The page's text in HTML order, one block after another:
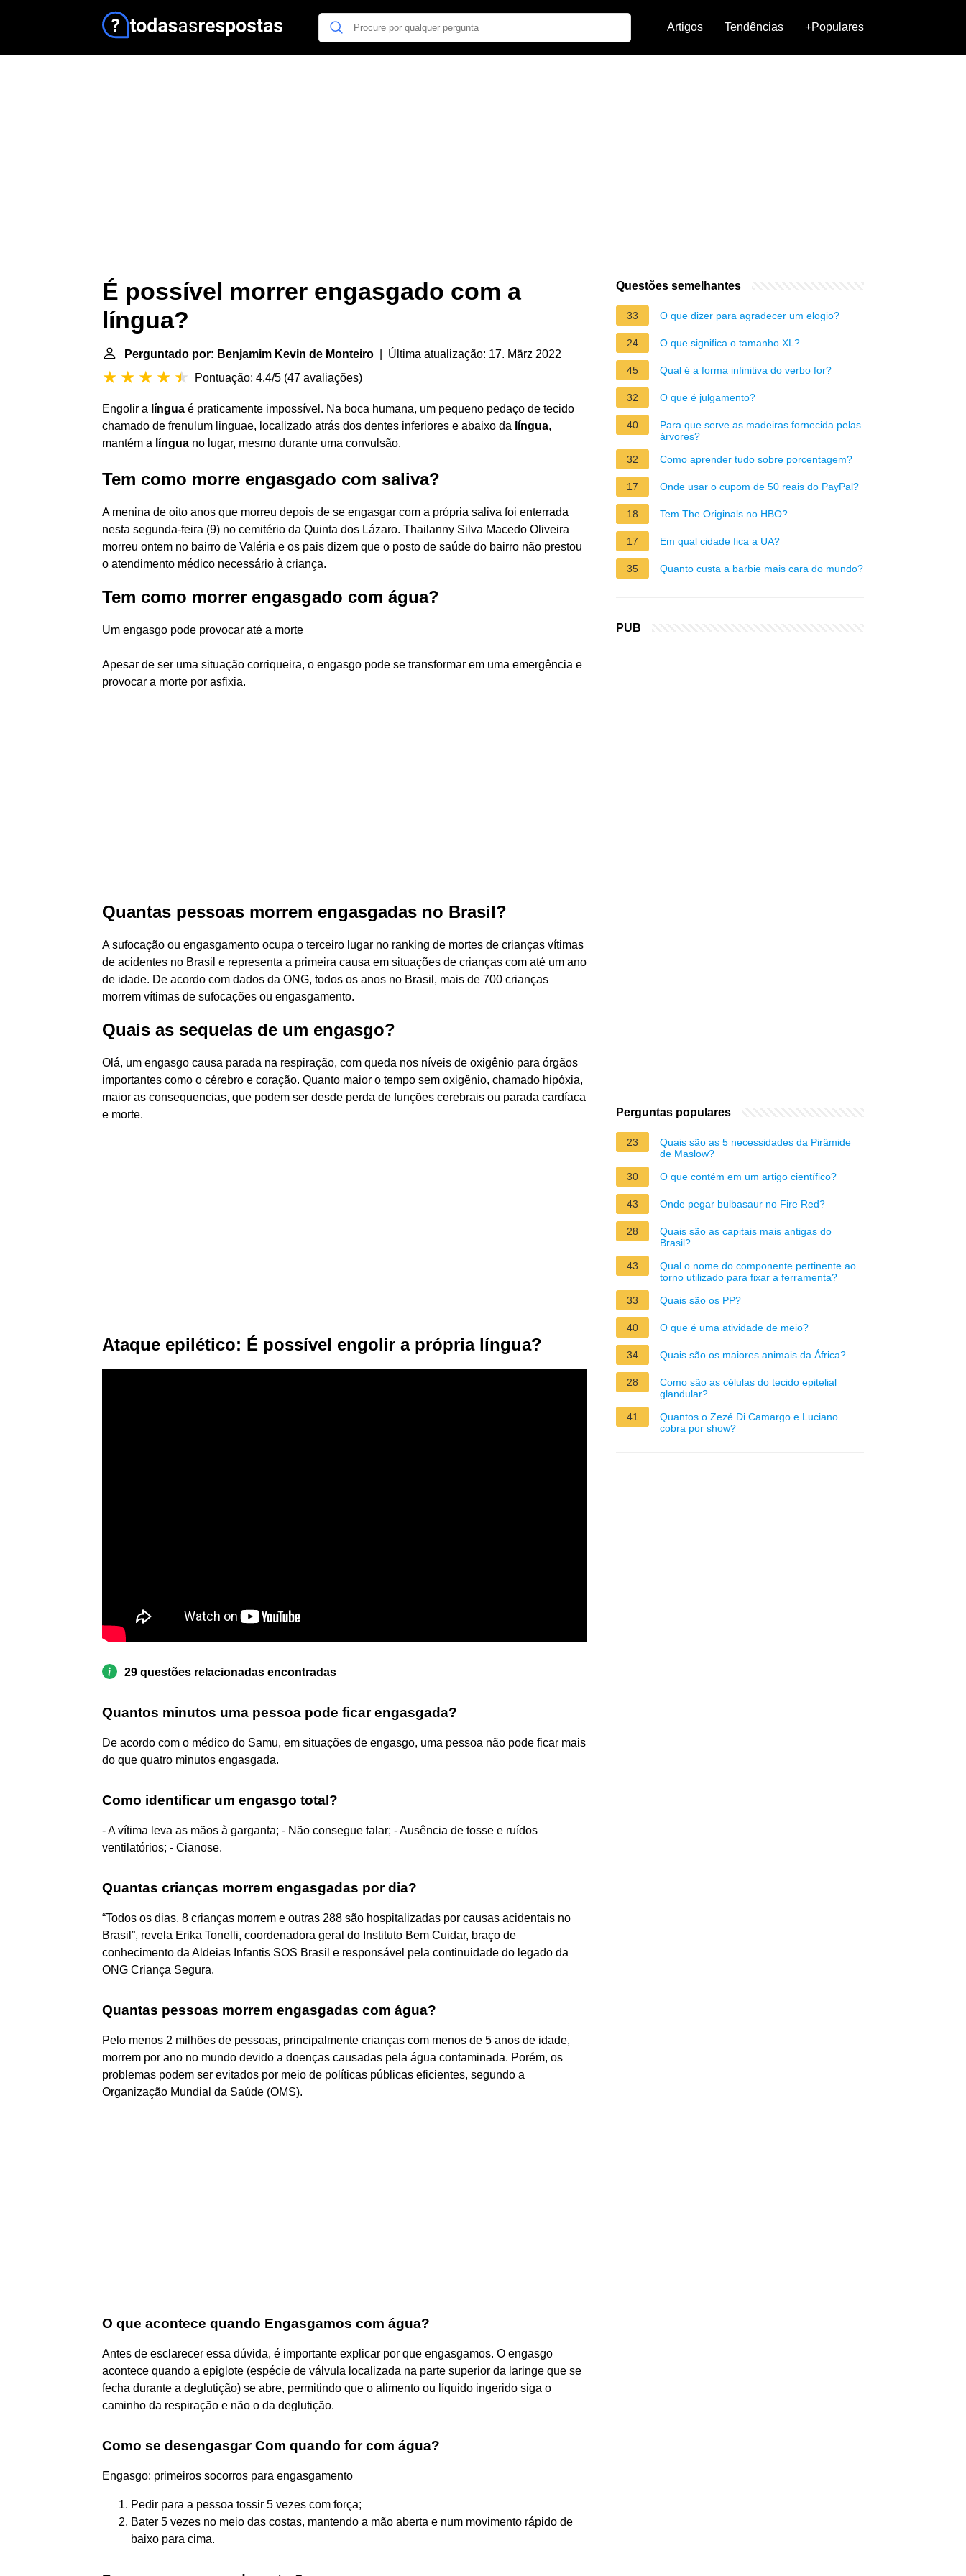
Artigos Tendências +Populares
É possível morrer engasgado com a
língua?
Perguntado por: Benjamim Kevin de Monteiro | Última atualização: 17. März 2022
Pontuação: 4.4/5 (47 avaliações)
Engolir a língua é praticamente impossível. Na boca humana, um pequeno pedaço de tecido
chamado de frenulum linguae, localizado atrás dos dentes inferiores e abaixo da língua,
mantém a língua no lugar, mesmo durante uma convulsão.
Tem como morre engasgado com saliva?
A menina de oito anos que morreu depois de se engasgar com a própria saliva foi enterrada
nesta segunda-feira (9) no cemitério da Quinta dos Lázaro. Thailanny Silva Macedo Oliveira
morreu ontem no bairro de Valéria e os pais dizem que o posto de saúde do bairro não prestou
o atendimento médico necessário à criança.
Tem como morrer engasgado com água?
Um engasgo pode provocar até a morte
Apesar de ser uma situação corriqueira, o engasgo pode se transformar em uma emergência e
provocar a morte por asfixia.
Quantas pessoas morrem engasgadas no Brasil?
A sufocação ou engasgamento ocupa o terceiro lugar no ranking de mortes de crianças vítimas
de acidentes no Brasil e representa a primeira causa em situações de crianças com até um ano
de idade. De acordo com dados da ONG, todos os anos no Brasil, mais de 700 crianças
morrem vítimas de sufocações ou engasgamento.
Quais as sequelas de um engasgo?
Olá, um engasgo causa parada na respiração, com queda nos níveis de oxigênio para órgãos
importantes como o cérebro e coração. Quanto maior o tempo sem oxigênio, chamado hipóxia,
maior as consequencias, que podem ser desde perda de funções cerebrais ou parada cardíaca
e morte.
Ataque epilético: É possível engolir a própria língua?
29 questões relacionadas encontradas
Quantos minutos uma pessoa pode ficar engasgada?
De acordo com o médico do Samu, em situações de engasgo, uma pessoa não pode ficar mais
do que quatro minutos engasgada.
Como identificar um engasgo total?
- A vítima leva as mãos à garganta; - Não consegue falar; - Ausência de tosse e ruídos
ventilatórios; - Cianose.
Quantas crianças morrem engasgadas por dia?
“Todos os dias, 8 crianças morrem e outras 288 são hospitalizadas por causas acidentais no
Brasil”, revela Erika Tonelli, coordenadora geral do Instituto Bem Cuidar, braço de
conhecimento da Aldeias Infantis SOS Brasil e responsável pela continuidade do legado da
ONG Criança Segura.
Quantas pessoas morrem engasgadas com água?
Pelo menos 2 milhões de pessoas, principalmente crianças com menos de 5 anos de idade,
morrem por ano no mundo devido a doenças causadas pela água contaminada. Porém, os
problemas podem ser evitados por meio de políticas públicas eficientes, segundo a
Organização Mundial da Saúde (OMS).
O que acontece quando Engasgamos com água?
Antes de esclarecer essa dúvida, é importante explicar por que engasgamos. O engasgo
acontece quando a epiglote (espécie de válvula localizada na parte superior da laringe que se
fecha durante a deglutição) se abre, permitindo que o alimento ou líquido ingerido siga o
caminho da respiração e não o da deglutição.
Como se desengasgar Com quando for com água?
Engasgo: primeiros socorros para engasgamento
Pedir para a pessoa tossir 5 vezes com força;
Bater 5 vezes no meio das costas, mantendo a mão aberta e num movimento rápido de
baixo para cima.
Questões semelhantes
33 O que dizer para agradecer um elogio?
24 O que significa o tamanho XL?
45 Qual é a forma infinitiva do verbo for?
32 O que é julgamento?
40
Para que serve as madeiras fornecida pelas
árvores?
32
Como aprender tudo sobre porcentagem?
17 Onde usar o cupom de 50 reais do PayPal?
18 Tem The Originals no HBO?
17 Em qual cidade fica a UA?
35 Quanto custa a barbie mais cara do mundo?
PUB
Perguntas populares
23
Quais são as 5 necessidades da Pirâmide
de Maslow?
30
O que contém em um artigo científico?
43 Onde pegar bulbasaur no Fire Red?
28
Quais são as capitais mais antigas do
Brasil?
43
Qual o nome do componente pertinente ao
torno utilizado para fixar a ferramenta?
33
Quais são os PP?
40 O que é uma atividade de meio?
34 Quais são os maiores animais da África?
28
Como são as células do tecido epitelial
glandular?
41
Quantos o Zezé Di Camargo e Luciano
cobra por show?